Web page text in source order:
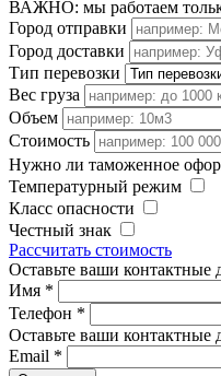
ВАЖНО: мы работаем
Город отправки
Город доставки
Тип перевозки
Вес груза
Объем
Стоимость
Нужно ли таможенное
Температурный режим
Класс опасности
Честный знак
Рассчитать стоимость
Оставьте ваши
Имя *
Телефон *
Оставьте ваши
Email *